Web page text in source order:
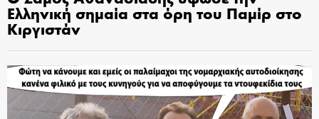
Ελληνική σημαία στα όρη του Παμίρ στο
Κιργιστάν